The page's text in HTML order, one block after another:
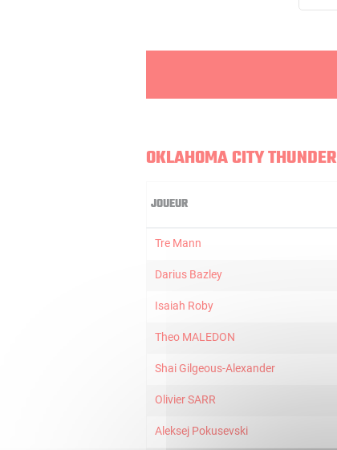
OKLAHOMA CITY THUNDER
JOUEUR
Tre Mann
Darius Bazley
Isaiah Roby
Theo MALEDON
Shai Gilgeous-Alexander
Olivier SARR
Aleksej Pokusevski